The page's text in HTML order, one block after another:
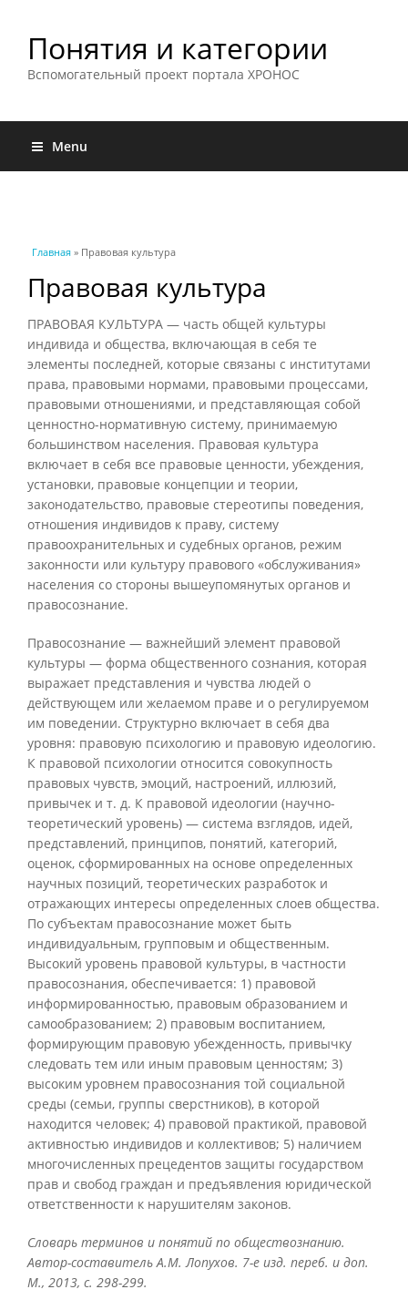
Понятия и категории
Вспомогательный проект портала ХРОНОС
Menu
Вы здесь
Главная » Правовая культура
Правовая культура
ПРАВОВАЯ КУЛЬТУРА — часть общей культуры
индивида и общества, включающая в себя те
элементы последней, которые связаны с институтами
права, правовыми нормами, правовыми процессами,
правовыми отношениями, и представляющая собой
ценностно-нормативную систему, принимаемую
большинством населения. Правовая культура
включает в себя все правовые ценности, убеждения,
установки, правовые концепции и теории,
законодательство, правовые стереотипы поведения,
отношения индивидов к праву, систему
правоохранительных и судебных органов, режим
законности или культуру правового «обслуживания»
населения со стороны вышеупомянутых органов и
правосознание.
Правосознание — важнейший элемент правовой
культуры — форма общественного сознания, которая
выражает представления и чувства людей о
действующем или желаемом праве и о регулируемом
им поведении. Структурно включает в себя два
уровня: правовую психологию и правовую идеологию.
К правовой психологии относится совокупность
правовых чувств, эмоций, настроений, иллюзий,
привычек и т. д. К правовой идеологии (научно-
теоретический уровень) — система взглядов, идей,
представлений, принципов, понятий, категорий,
оценок, сформированных на основе определенных
научных позиций, теоретических разработок и
отражающих интересы определенных слоев общества.
По субъектам правосознание может быть
индивидуальным, групповым и общественным.
Высокий уровень правовой культуры, в частности
правосознания, обеспечивается: 1) правовой
информированностью, правовым образованием и
самообразованием; 2) правовым воспитанием,
формирующим правовую убежденность, привычку
следовать тем или иным правовым ценностям; 3)
высоким уровнем правосознания той социальной
среды (семьи, группы сверстников), в которой
находится человек; 4) правовой практикой, правовой
активностью индивидов и коллективов; 5) наличием
многочисленных прецедентов защиты государством
прав и свобод граждан и предъявления юридической
ответственности к нарушителям законов.
Словарь терминов и понятий по обществознанию.
Автор-составитель А.М. Лопухов. 7-е изд. переб. и доп.
М., 2013, с. 298-299.